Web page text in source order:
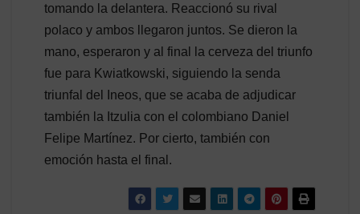
tomando la delantera. Reaccionó su rival
polaco y ambos llegaron juntos. Se dieron la
mano, esperaron y al final la cerveza del triunfo
fue para Kwiatkowski, siguiendo la senda
triunfal del Ineos, que se acaba de adjudicar
también la Itzulia con el colombiano Daniel
Felipe Martínez. Por cierto, también con
emoción hasta el final.